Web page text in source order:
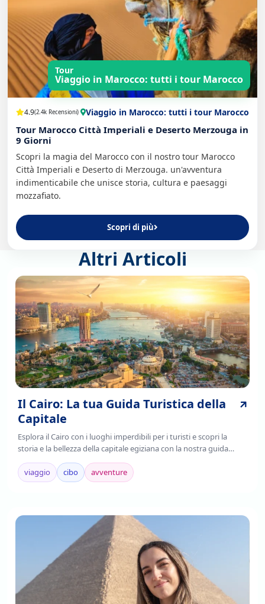
Tour
Viaggio in Marocco: tutti i tour Marocco
4.9(2.4k Recensioni) Viaggio in Marocco: tutti i tour Marocco
Tour Marocco Città Imperiali e Deserto Merzouga in
9 Giorni
Scopri la magia del Marocco con il nostro tour Marocco
Città Imperiali e Deserto di Merzouga. un'avventura
indimenticabile che unisce storia, cultura e paesaggi
mozzafiato.
Scopri di più
Altri Articoli
Il Cairo: La tua Guida Turistica della
Capitale
Esplora il Cairo con i luoghi imperdibili per i turisti e scopri la
storia e la bellezza della capitale egiziana con la nostra guida
completa. Leggi ora!
viaggio
cibo avventure